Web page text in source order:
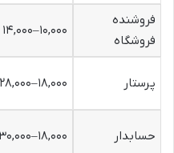
فروشنده
فروشگاه
۱۰,۰۰۰–۱۴,۰۰۰
پرستار ۱۸,۰۰۰–۲۸,۰۰۰
حسابدار ۱۸,۰۰۰–۳۰,۰۰۰